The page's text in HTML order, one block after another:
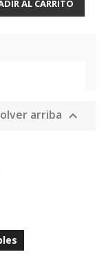
AL CARRITO
arriba 